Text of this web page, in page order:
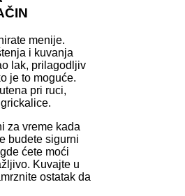
menije.
i kuvanja
lak, prilagodljiv
je to moguće.
pri ruci,
za vreme kada
budete sigurni
ćete moći
Kuvajte u
ostatak da